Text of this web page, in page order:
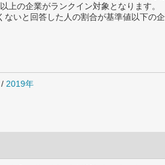
上の企業がランクイン対象となります。
いと回答した人の割合が基準値以下の
/ 2019年